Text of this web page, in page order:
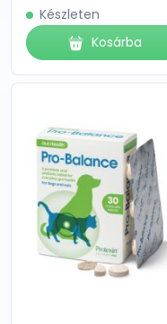
Készleten
Kosárba